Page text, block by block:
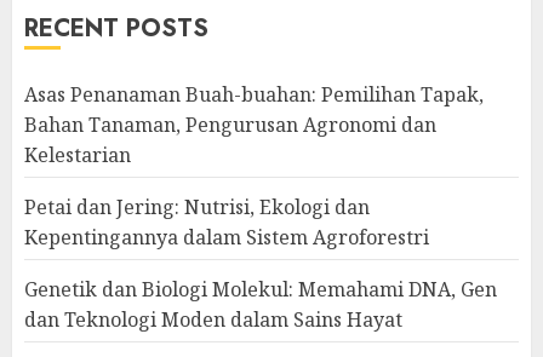
RECENT POSTS
Asas Penanaman Buah-buahan: Pemilihan Tapak,
Bahan Tanaman, Pengurusan Agronomi dan
Kelestarian
Petai dan Jering: Nutrisi, Ekologi dan
Kepentingannya dalam Sistem Agroforestri
Genetik dan Biologi Molekul: Memahami DNA, Gen
dan Teknologi Moden dalam Sains Hayat